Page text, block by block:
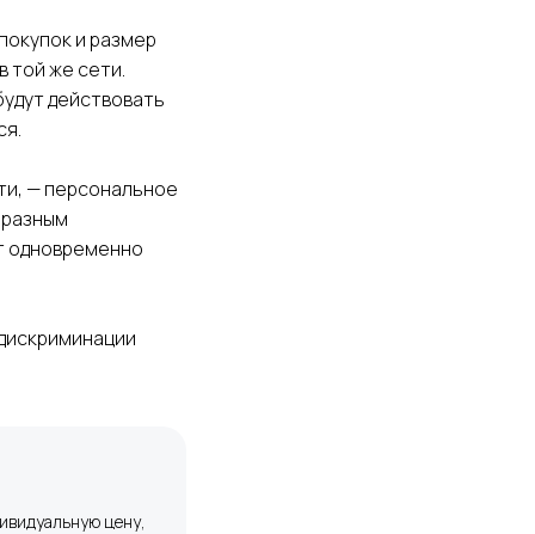
и размер
той же сети.
действовать
— персональное
одновременно
цену,